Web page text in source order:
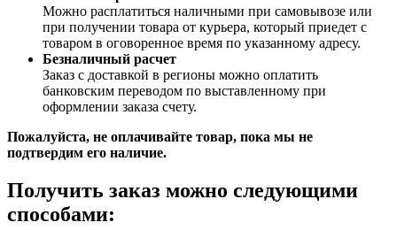
Можно расплатиться наличными при самовывозе или
при получении товара от курьера, который приедет с
товаром в оговоренное время по указанному адресу.
Безналичный расчет
Заказ c доставкой в регионы можно оплатить
банковским переводом по выставленному при
оформлении заказа счету.
Пожалуйста, не оплачивайте товар, пока мы не
подтвердим его наличие.
Получить заказ можно следующими
способами: